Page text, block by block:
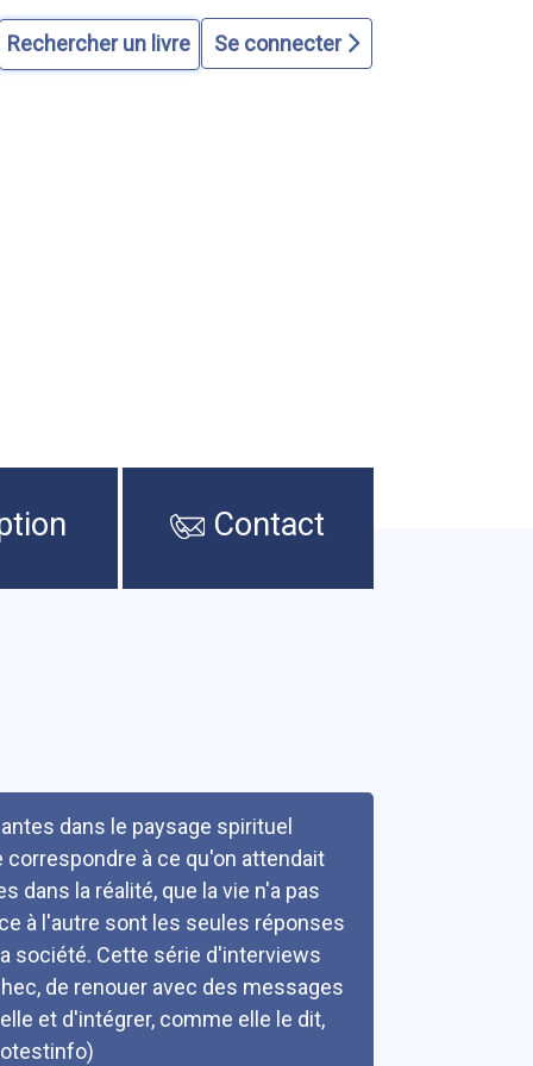
Se connecter
Contact
dans le paysage spirituel
à ce qu'on attendait
dans la réalité, que la vie n'a pas
à l'autre sont les seules réponses
société. Cette série d'interviews
de renouer avec des messages
et d'intégrer, comme elle le dit,